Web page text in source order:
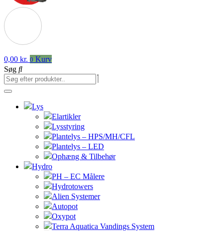
0,00 kr. 0 Kurv
Søg
Lys
Elartikler
Lysstyring
Plantelys – HPS/MH/CFL
Plantelys – LED
Ophæng & Tilbehør
Hydro
PH – EC Målere
Hydrotowers
Alien Systemer
Autopot
Oxypot
Terra Aquatica Vandings System